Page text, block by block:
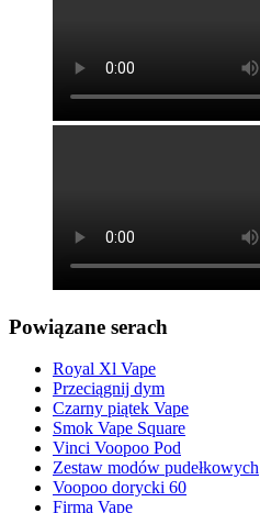
Powiązane serach
Royal Xl Vape
Przeciągnij dym
Czarny piątek Vape
Smok Vape Square
Vinci Voopoo Pod
Zestaw modów pudełkowych
Voopoo dorycki 60
Firma Vape